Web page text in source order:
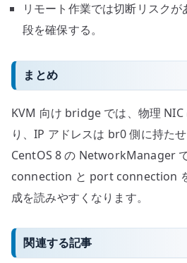
リモート作業では切断リスク
段を確保する。
まとめ
KVM 向け bridge では、物理
り、IP アドレスは br0 側に持たせ
CentOS 8 の NetworkManager
connection と port connection
成を読みやすくなります。
関連する記事